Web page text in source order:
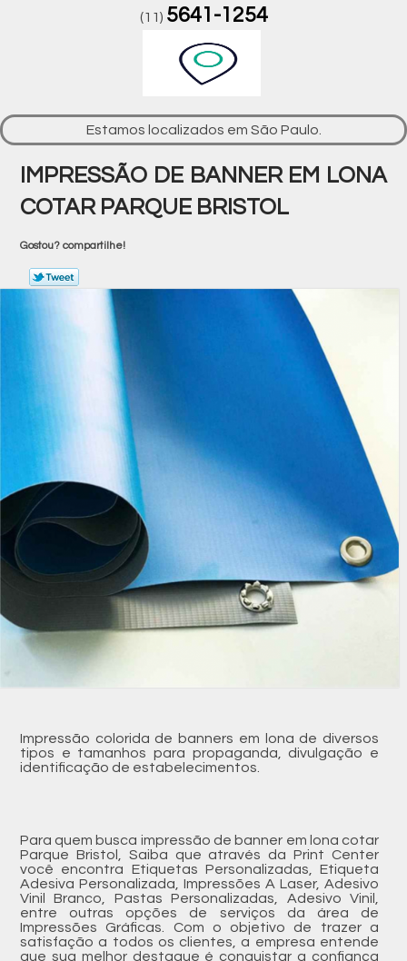
(11) 5641-1254
Estamos localizados em São Paulo.
IMPRESSÃO DE BANNER EM LONA
COTAR PARQUE BRISTOL
Gostou? compartilhe!
Impressão colorida de banners em lona de diversos
tipos e tamanhos para propaganda, divulgação e
identificação de estabelecimentos.
Para quem busca impressão de banner em lona cotar
Parque Bristol, Saiba que através da Print Center
você encontra Etiquetas Personalizadas, Etiqueta
Adesiva Personalizada, Impressões A Laser, Adesivo
Vinil Branco, Pastas Personalizadas, Adesivo Vinil,
entre outras opções de serviços da área de
Impressões Gráficas. Com o objetivo de trazer a
satisfação a todos os clientes, a empresa entende
que sua melhor destaque é conquistar a confiança